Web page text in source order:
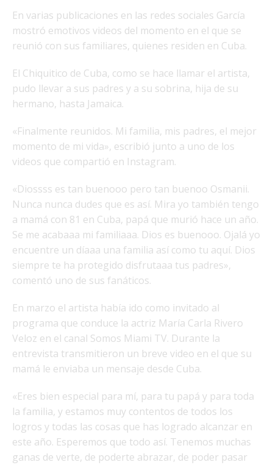
En varias publicaciones en las redes sociales García
mostró emotivos videos del momento en el que se
reunió con sus familiares, quienes residen en Cuba.
El Chiquitico de Cuba, como se hace llamar el artista,
pudo llevar a sus padres y a su sobrina, hija de su
hermano, hasta Jamaica.
«Finalmente reunidos. Mi familia, mis padres, el mejor
momento de mi vida», escribió junto a uno de los
videos que compartió en Instagram.
«Diossss es tan buenooo pero tan buenoo Osmanii.
Nunca nunca dudes que es así. Mira yo también tengo
a mamá con 81 en Cuba, papá que murió hace un año.
Se me acabaaa mi familiaaa. Dios es buenooo. Ojalá yo
encuentre un díaaa una familia así como tu aquí. Dios
siempre te ha protegido disfrutaaa tus padres»,
comentó uno de sus fanáticos.
En marzo el artista había ido como invitado al
programa que conduce la actriz María Carla Rivero
Veloz en el canal Somos Miami TV. Durante la
entrevista transmitieron un breve video en el que su
mamá le enviaba un mensaje desde Cuba.
«Eres bien especial para mí, para tu papá y para toda
la familia, y estamos muy contentos de todos los
logros y todas las cosas que has logrado alcanzar en
este año. Esperemos que todo así. Tenemos muchas
ganas de verte, de poderte abrazar, de poder pasar